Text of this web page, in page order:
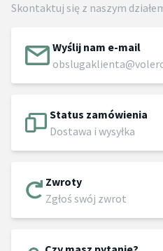
Skontaktuj się z naszym
Wyślij nam e-mail
Status zamówienia
Dostawa i wysyłka
Zwroty
Zgłoś swój zwrot